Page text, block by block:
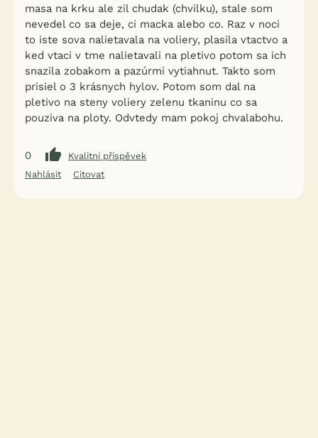
masa na krku ale zil chudak (chvilku), stale som
nevedel co sa deje, ci macka alebo co. Raz v noci
to iste sova nalietavala na voliery, plasila vtactvo a
ked vtaci v tme nalietavali na pletivo potom sa ich
snazila zobakom a pazúrmi vytiahnut. Takto som
prisiel o 3 krásnych hylov. Potom som dal na
pletivo na steny voliery zelenu tkaninu co sa
pouziva na ploty. Odvtedy mam pokoj chvalabohu.
0
Kvalitní příspěvek
Nahlásit
Citovat